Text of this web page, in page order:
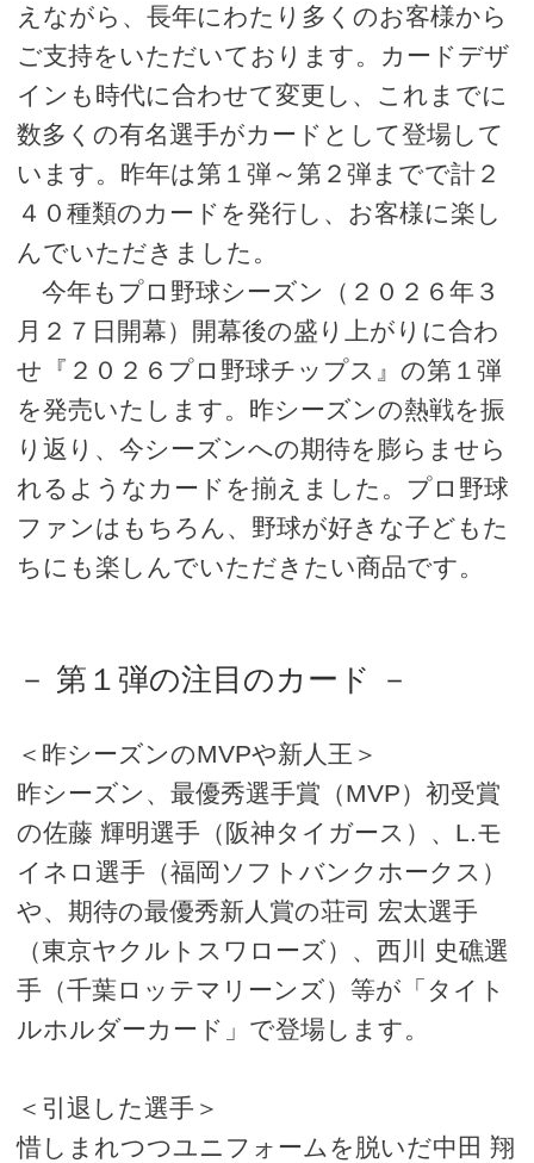
えながら、長年にわたり多くのお客様から
ご支持をいただいております。カードデザ
インも時代に合わせて変更し、これまでに
数多くの有名選手がカードとして登場して
います。昨年は第１弾～第２弾までで計２
４０種類のカードを発行し、お客様に楽し
んでいただきました。
今年もプロ野球シーズン（２０２６年３
月２７日開幕）開幕後の盛り上がりに合わ
せ『２０２６プロ野球チップス』の第１弾
を発売いたします。昨シーズンの熱戦を振
り返り、今シーズンへの期待を膨らませら
れるようなカードを揃えました。プロ野球
ファンはもちろん、野球が好きな子どもた
ちにも楽しんでいただきたい商品です。
－ 第１弾の注目のカード －
＜昨シーズンのMVPや新人王＞
昨シーズン、最優秀選手賞（MVP）初受賞
の佐藤 輝明選手（阪神タイガース）、L.モ
イネロ選手（福岡ソフトバンクホークス）
や、期待の最優秀新人賞の荘司 宏太選手
（東京ヤクルトスワローズ）、西川 史礁選
手（千葉ロッテマリーンズ）等が「タイト
ルホルダーカード」で登場します。
＜引退した選手＞
惜しまれつつユニフォームを脱いだ中田 翔